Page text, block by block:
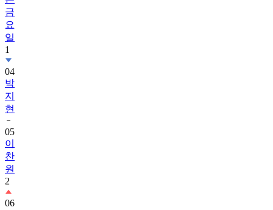
금
요
일
1
04
박
지
현
05
이
찬
원
2
06